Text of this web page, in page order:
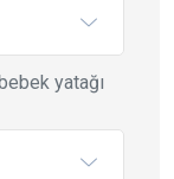
yatağı